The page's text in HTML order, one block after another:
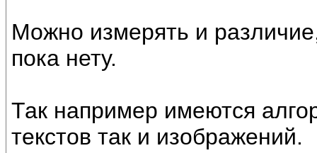
Можно измерять и
пока нету.
Так например имеются
текстов так и изображений.